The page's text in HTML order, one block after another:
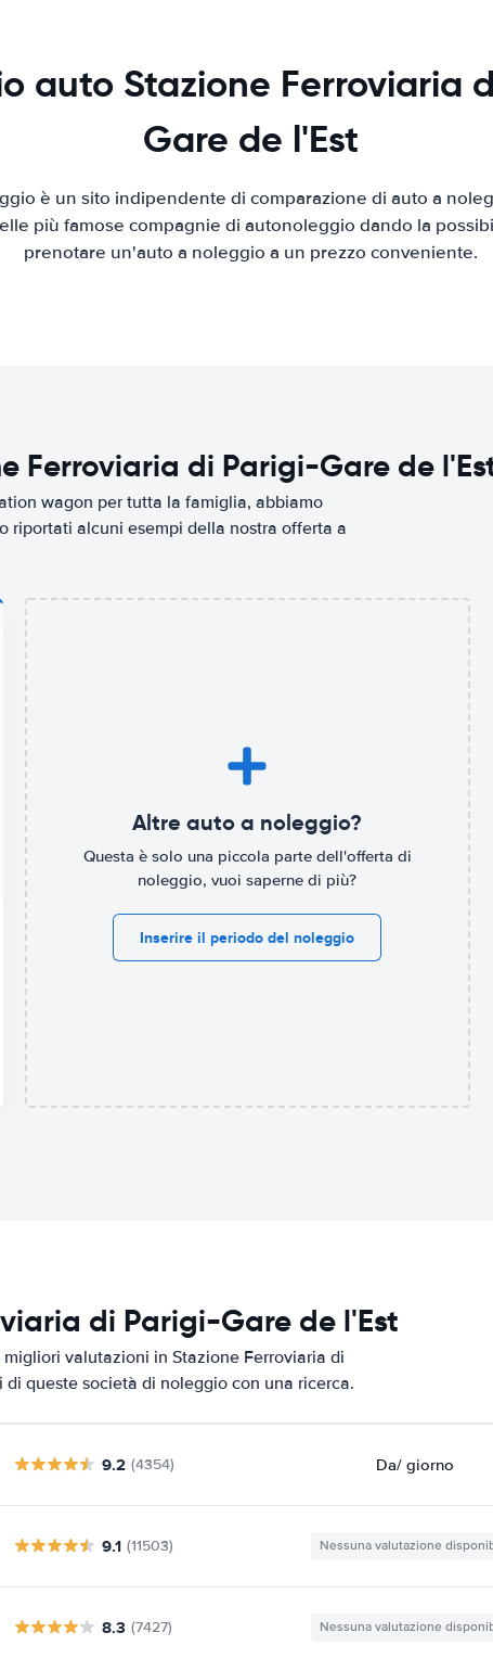
auto Stazione Ferroviaria
Gare de l'Est
è un sito indipendente di comparazione di auto a
più famose compagnie di autonoleggio dando la
prenotare un'auto a noleggio a un prezzo conveniente.
Ferroviaria di Parigi-Gare de
wagon per tutta la famiglia, abbiamo
riportati alcuni esempi della nostra offerta a
Altre auto a noleggio?
Questa è solo una piccola parte dell'offerta di
noleggio, vuoi saperne di più?
Inserire il periodo del noleggio
di Parigi-Gare de l'Est
valutazioni in Stazione Ferroviaria di
queste società di noleggio con una ricerca.
9.2 (4354) Da/ giorno
9.1 (11503) Nessuna valutazione
8.3 (7427) Nessuna valutazione